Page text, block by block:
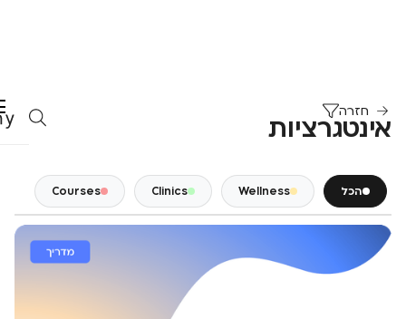
חזרה
אינטגרציות
הכל Wellness
Clinics
Courses